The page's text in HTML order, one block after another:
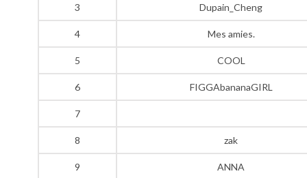
3 Dupain_Cheng
4 Mes amies.
5 COOL
6 FIGGAbananaGIRL
7
8 zak
9 ANNA